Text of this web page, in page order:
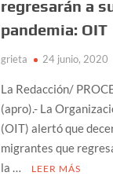
regresarán a
pandemia: OIT
grieta 24 junio, 2020
La Redacción/
(apro).- La
(OIT) alertó que
migrantes que
la …
LEER MÁS